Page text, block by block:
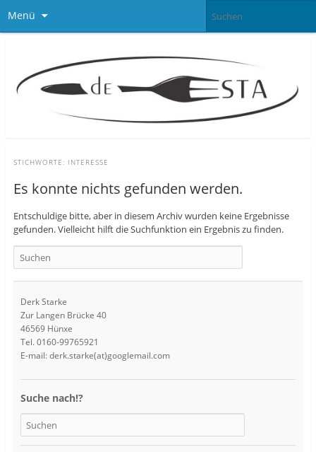
Menü
STICHWORTE: INTERESSE
Es konnte nichts gefunden werden.
Entschuldige bitte, aber in diesem Archiv wurden keine Ergebnisse
gefunden. Vielleicht hilft die Suchfunktion ein Ergebnis zu finden.
Derk Starke
Zur Langen Brücke 40
46569 Hünxe
Tel. 0160-99765921
E-mail: derk.starke(at)googlemail.com
Suche nach!?